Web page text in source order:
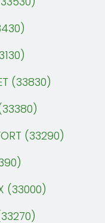
(33830)
(33290)
(33000)